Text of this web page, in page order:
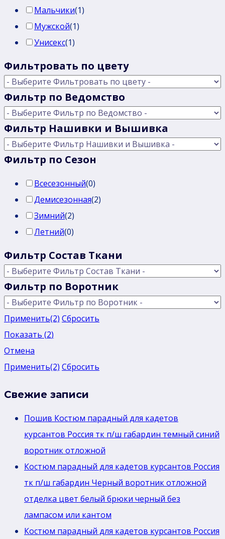
Мальчики(1)
Мужской(1)
Унисекс(1)
Фильтровать по цвету
Фильтр по Ведомство
Фильтр Нашивки и Вышивка
Фильтр по Сезон
Всесезонный(0)
Демисезонная(2)
Зимний(2)
Летний(0)
Фильтр Состав Ткани
Фильтр по Воротник
Применить(2) Сбросить
Показать (2)
Отмена
Применить(2) Сбросить
Свежие записи
Пошив Костюм парадный для кадетов
курсантов Россия тк п/ш габардин темный синий
воротник отложной
Костюм парадный для кадетов курсантов Россия
тк п/ш габардин Черный воротник отложной
отделка цвет белый брюки черный без
лaмпасом или кантом
Костюм парадный для кадетов курсантов Россия